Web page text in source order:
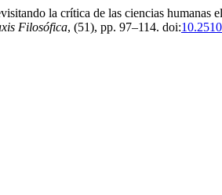
la crítica de las ciencias humanas
Filosófica, (51), pp. 97–114. doi: